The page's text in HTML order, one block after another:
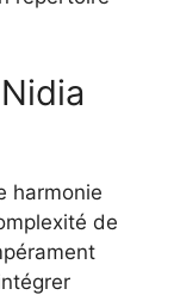
harmonie
de